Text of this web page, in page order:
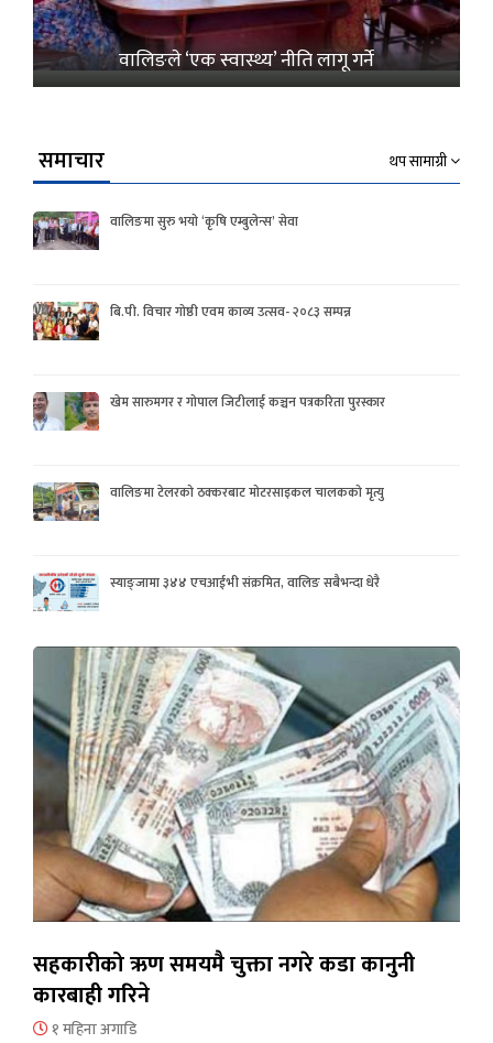
वालिङले ‘एक स्वास्थ्य’ नीति लागू गर्ने
समाचार थप सामाग्री
वालिङमा सुरु भयो ‘कृषि एम्बुलेन्स’ सेवा
बि.पी. विचार गोष्ठी एवम काव्य उत्सव- २०८३ सम्पन्न
खेम सारुमगर र गोपाल जिटीलाई कञ्चन पत्रकरिता पुरस्कार
वालिङमा टेलरको ठक्करबाट मोटरसाइकल चालकको मृत्यु
स्याङ्जामा ३४४ एचआईभी संक्रमित, वालिङ सबैभन्दा धेरै
सहकारीको ऋण समयमै चुक्ता नगरे कडा कानुनी
कारबाही गरिने
१ महिना अगाडि